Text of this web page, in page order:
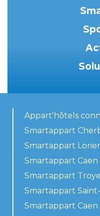
Appart'hôtels
Smartappart
Smartappart
Smartappart Caen
Smartappart
Smartappart
Smartappart